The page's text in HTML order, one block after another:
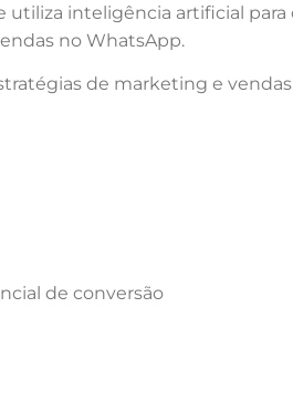
inteligência artificial para
no WhatsApp.
de marketing e
de conversão